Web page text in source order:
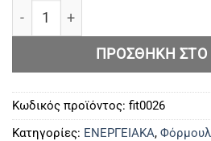
TESTODROL3 ποσότητα
ΠΡΟΣΘΉΚΗ ΣΤΟ
Κωδικός προϊόντος: fit0026
Κατηγορίες: ΕΝΕΡΓΕΙΑΚΑ,